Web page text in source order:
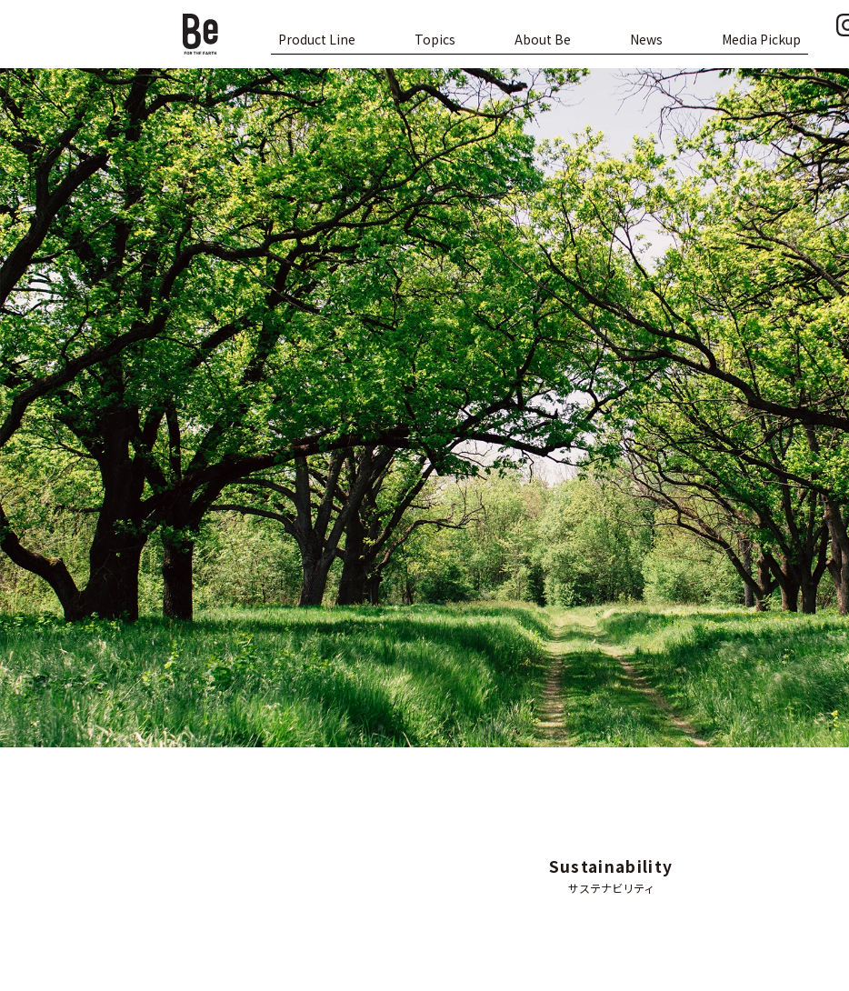
Product Line Topics About Be News Media Pickup
Sustainability
サステナビリティ